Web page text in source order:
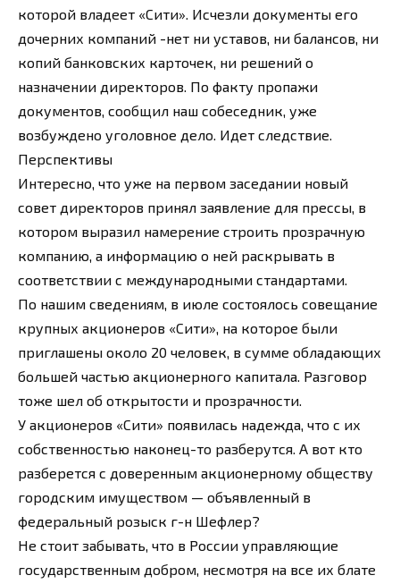
которой владеет «Сити». Исчезли документы его
дочерних компаний -нет ни уставов, ни балансов, ни
копий банковских карточек, ни решений о
назначении директоров. По факту пропажи
документов, сообщил наш собеседник, уже
возбуждено уголовное дело. Идет следствие.
Перспективы
Интересно, что уже на первом заседании новый
совет директоров принял заявление для прессы, в
котором выразил намерение строить прозрачную
компанию, а информацию о ней раскрывать в
соответствии с международными стандартами.
По нашим сведениям, в июле состоялось совещание
крупных акционеров «Сити», на которое были
приглашены около 20 человек, в сумме обладающих
большей частью акционерного капитала. Разговор
тоже шел об открытости и прозрачности.
У акционеров «Сити» появилась надежда, что с их
собственностью наконец-то разберутся. А вот кто
разберется с доверенным акционерному обществу
городским имуществом — объявленный в
федеральный розыск г-н Шефлер?
Не стоит забывать, что в России управляющие
государственным добром, несмотря на все их блате